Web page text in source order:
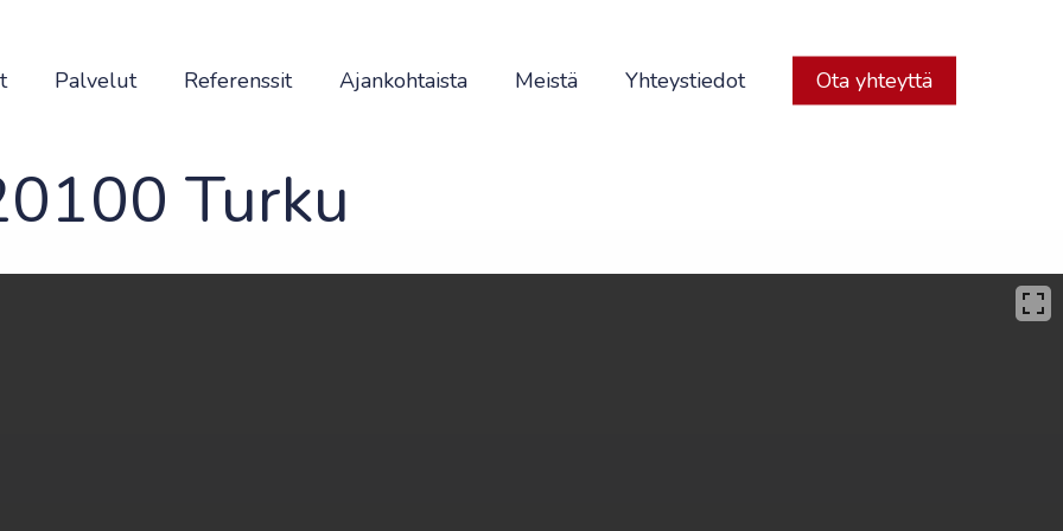
Palvelut Referenssit Ajankohtaista Meistä Yhteystiedot Ota yhteyttä
Turku